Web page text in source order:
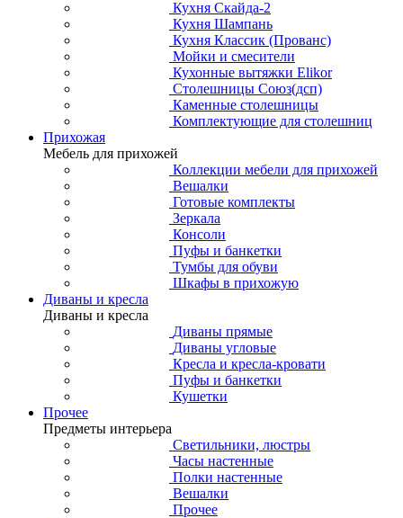
Кухня Скайда-2
Кухня Шампань
Кухня Классик (Прованс)
Мойки и смесители
Кухонные вытяжки Elikor
Столешницы Союз(дсп)
Каменные столешницы
Комплектующие для столешниц
Прихожая
Мебель для прихожей
Коллекции мебели для прихожей
Вешалки
Готовые комплекты
Зеркала
Консоли
Пуфы и банкетки
Тумбы для обуви
Шкафы в прихожую
Диваны и кресла
Диваны и кресла
Диваны прямые
Диваны угловые
Кресла и кресла-кровати
Пуфы и банкетки
Кушетки
Прочее
Предметы интерьера
Светильники, люстры
Часы настенные
Полки настенные
Вешалки
Прочее